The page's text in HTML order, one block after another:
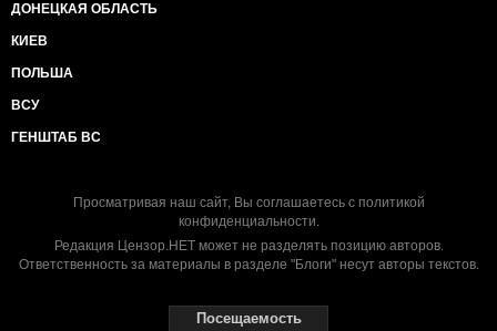
ДОНЕЦКАЯ ОБЛАСТЬ
КИЕВ
ПОЛЬША
ВСУ
ГЕНШТАБ ВС
Просматривая наш сайт, Вы соглашаетесь с политикой
конфиденциальности.
Редакция Цензор.НЕТ может не разделять позицию авторов.
Ответственность за материалы в разделе "Блоги" несут авторы текстов.
Посещаемость